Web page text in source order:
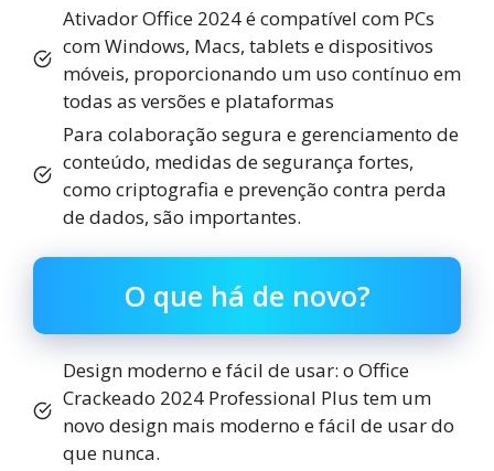
Ativador Office 2024 é compatível com PCs
com Windows, Macs, tablets e dispositivos
móveis, proporcionando um uso contínuo em
todas as versões e plataformas
Para colaboração segura e gerenciamento de
conteúdo, medidas de segurança fortes,
como criptografia e prevenção contra perda
de dados, são importantes.
O que há de novo?
Design moderno e fácil de usar: o Office
Crackeado 2024 Professional Plus tem um
novo design mais moderno e fácil de usar do
que nunca.